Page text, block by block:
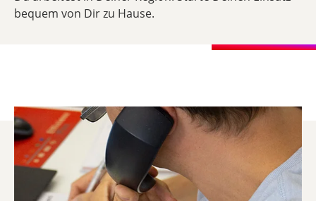
bequem von Dir zu Hause.